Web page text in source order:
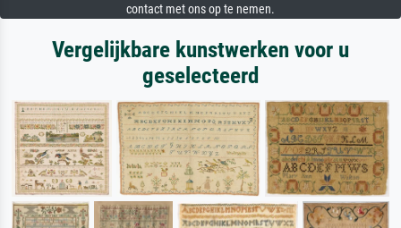
contact met ons op te nemen.
Vergelijkbare kunstwerken voor u
geselecteerd